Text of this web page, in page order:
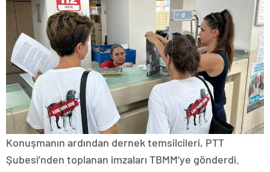
Konuşmanın ardından dernek temsilcileri, PTT
Şubesi’nden toplanan imzaları TBMM’ye gönderdi.